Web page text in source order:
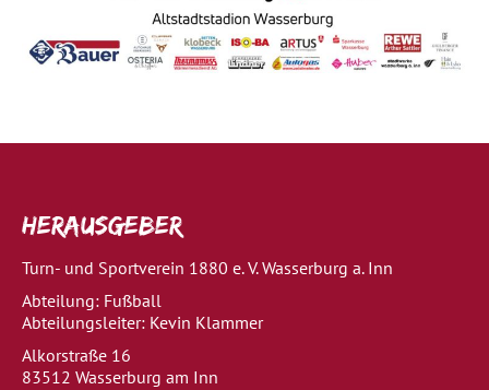
Herausgeber
Turn- und Sportverein 1880 e. V. Wasserburg a. Inn
Abteilung: Fußball
Abteilungsleiter: Kevin Klammer
Alkorstraße 16
83512 Wasserburg am Inn